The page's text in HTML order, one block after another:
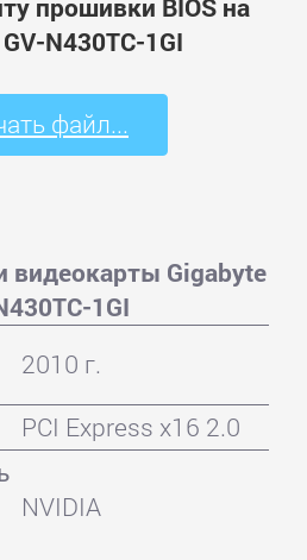
N430TC-1GI
файл...
видеокарты Gigabyte
1GI
2010 г.
PCI Express x16 2.0
NVIDIA